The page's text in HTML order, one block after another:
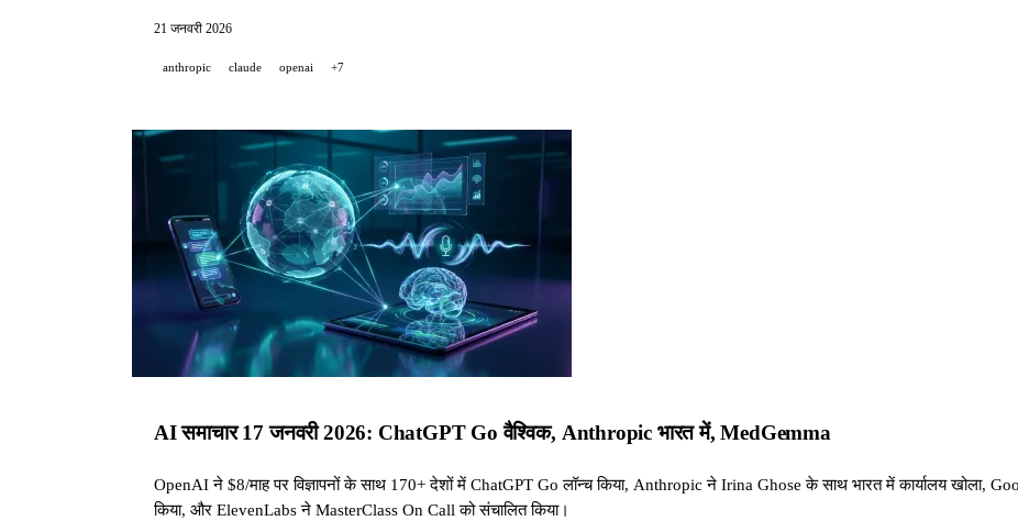
21 जनवरी 2026
anthropic claude openai +7
AI समाचार 17 जनवरी 2026: ChatGPT Go वैश्विक, Anthropic भारत में, MedGemma
OpenAI ने $8/माह पर विज्ञापनों के साथ 170+ देशों में ChatGPT Go लॉन्च किया, Anthropic ने Irina Ghose के साथ भारत में कार्यालय खोला,
किया, और ElevenLabs ने MasterClass On Call को संचालित किया।